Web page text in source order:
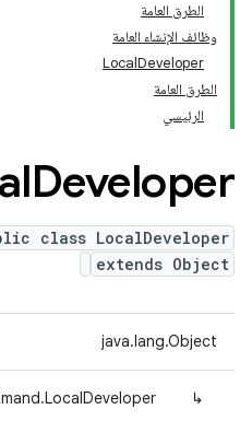
الطرق العامة
وظائف الإنشاء العامة
LocalDeveloper
الطرق العامة
الرئيسي
Developer
class LocalDeveloper
extends Object
java.lang.Object
↳